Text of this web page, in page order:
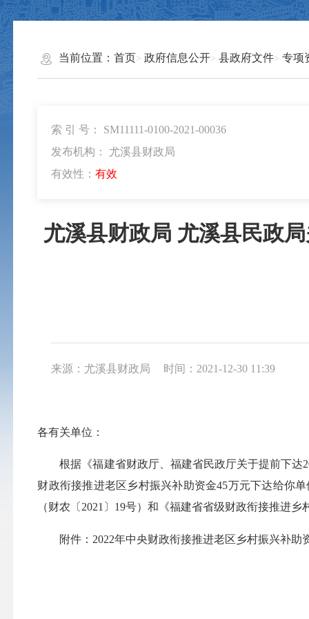
当前位置： 首页 政府信息公开 县政府文件 专项
索 引 号： SM11111-0100-2021-00036
发布机构： 尤溪县财政局
有效性： 有效
尤溪县财政局 尤溪县民政
来源：尤溪县财政局 时间：2021-12-30 11:39
各有关单位：
根据《福建省财政厅、福建省民政厅关于提前下达
财政衔接推进老区乡村振兴补助资金45万元下达给你
（财农〔2021〕19号）和《福建省省级财政衔接推进
附件：2022年中央财政衔接推进老区乡村振兴补助